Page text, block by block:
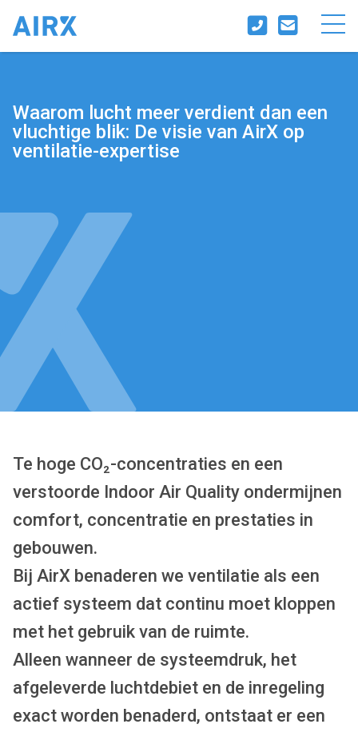
Waarom lucht meer verdient dan een
vluchtige blik: De visie van AirX op
ventilatie-expertise
Te hoge CO₂-concentraties en een
verstoorde Indoor Air Quality ondermijnen
comfort, concentratie en prestaties in
gebouwen.
Bij AirX benaderen we ventilatie als een
actief systeem dat continu moet kloppen
met het gebruik van de ruimte.
Alleen wanneer de systeemdruk, het
afgeleverde luchtdebiet en de inregeling
exact worden benaderd, ontstaat er een